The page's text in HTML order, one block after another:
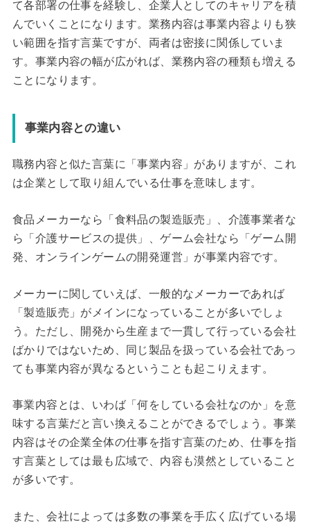
て各部署の仕事を経験し、企業人としてのキャリアを積
んでいくことになります。業務内容は事業内容よりも狭
い範囲を指す言葉ですが、両者は密接に関係していま
す。事業内容の幅が広がれば、業務内容の種類も増える
ことになります。
事業内容との違い
職務内容と似た言葉に「事業内容」がありますが、これ
は企業として取り組んでいる仕事を意味します。
食品メーカーなら「食料品の製造販売」、介護事業者な
ら「介護サービスの提供」、ゲーム会社なら「ゲーム開
発、オンラインゲームの開発運営」が事業内容です。
メーカーに関していえば、一般的なメーカーであれば
「製造販売」がメインになっていることが多いでしょ
う。ただし、開発から生産まで一貫して行っている会社
ばかりではないため、同じ製品を扱っている会社であっ
ても事業内容が異なるということも起こりえます。
事業内容とは、いわば「何をしている会社なのか」を意
味する言葉だと言い換えることができるでしょう。事業
内容はその企業全体の仕事を指す言葉のため、仕事を指
す言葉としては最も広域で、内容も漠然としていること
が多いです。
また、会社によっては多数の事業を手広く広げている場